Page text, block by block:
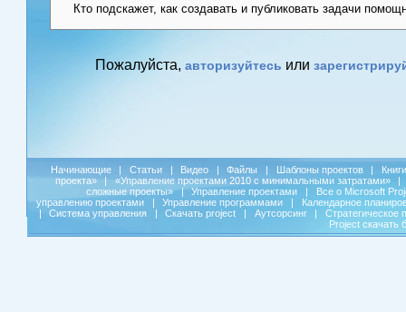
Кто подскажет, как создавать и публиковать задачи
Пожалуйста, авторизуйтесь или
Начинающие | Статьи | Видео | Файлы | Шаблоны проектов |
Книги
проекта»
| «Управление проектами 2010 с минимальными затратами»
|
сложные проекты»
| Управление проектами |
Все о Microsoft
управлению проектами
| Управление программами |
Календарное
|
Система управления | Скачать project | Аутсорсинг |
Стратегическое
Project скачать